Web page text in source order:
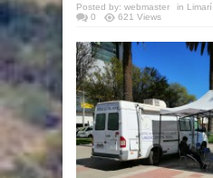
Posted by: webmaster in Limarí
0
621 Views